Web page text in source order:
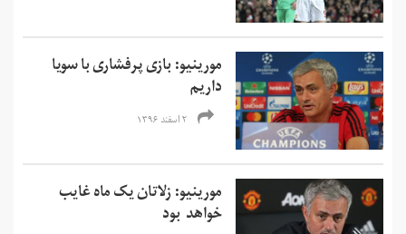
مورینیو: بازی پرفشاری با سویا
داریم
۲ اسفند ۱۳۹۶
مورینیو: زلاتان یک ماه غایب
خواهد بود